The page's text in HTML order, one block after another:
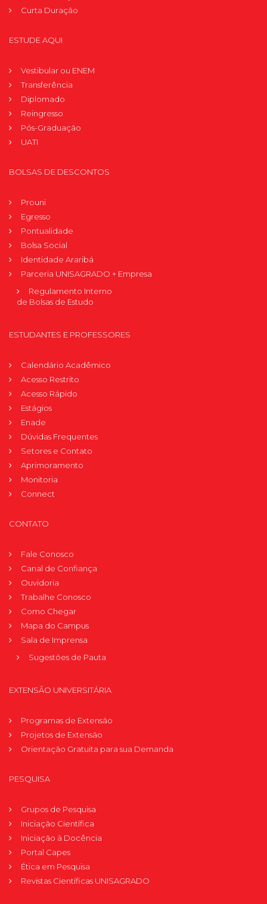
Curta Duração
ESTUDE AQUI
Vestibular ou ENEM
Transferência
Diplomado
Reingresso
Pós-Graduação
UATI
BOLSAS DE DESCONTOS
Prouni
Egresso
Pontualidade
Bolsa Social
Identidade Araribá
Parceria UNISAGRADO + Empresa
Regulamento Interno
de Bolsas de Estudo
ESTUDANTES E PROFESSORES
Calendário Acadêmico
Acesso Restrito
Acesso Rápido
Estágios
Enade
Dúvidas Frequentes
Setores e Contato
Aprimoramento
Monitoria
Connect
CONTATO
Fale Conosco
Canal de Confiança
Ouvidoria
Trabalhe Conosco
Como Chegar
Mapa do Campus
Sala de Imprensa
Sugestões de Pauta
EXTENSÃO UNIVERSITÁRIA
Programas de Extensão
Projetos de Extensão
Orientação Gratuita para sua Demanda
PESQUISA
Grupos de Pesquisa
Iniciação Científica
Iniciação à Docência
Portal Capes
Ética em Pesquisa
Revistas Científicas UNISAGRADO